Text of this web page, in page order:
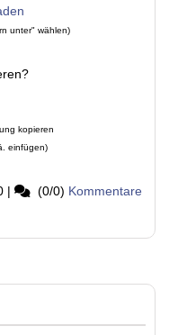
unter" wählen)
kopieren
einfügen)
| (0/0) Kommentare